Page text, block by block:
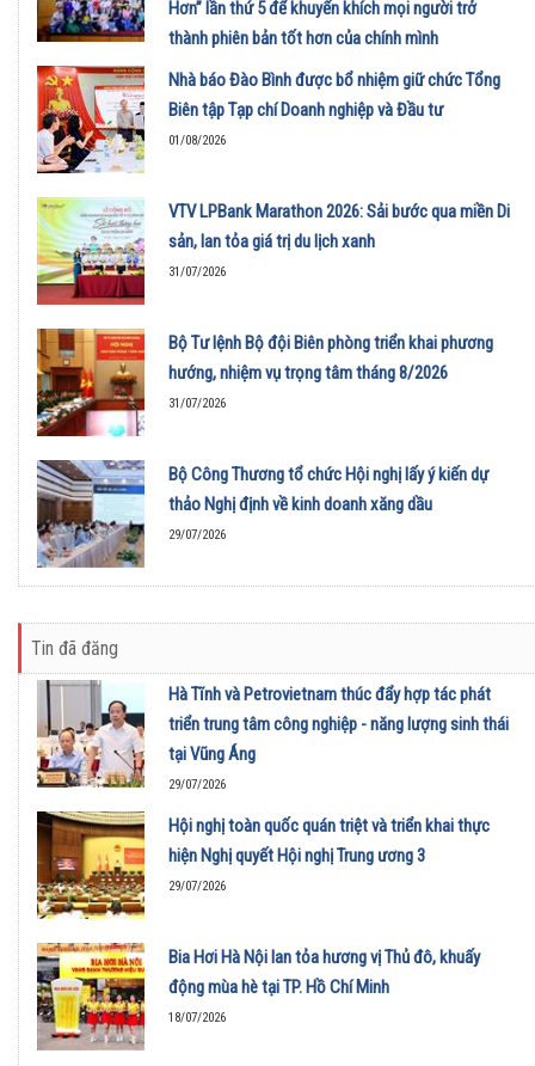
Hơn” lần thứ 5 để khuyến khích mọi người trở
thành phiên bản tốt hơn của chính mình
01/08/2026
Nhà báo Đào Bình được bổ nhiệm giữ chức Tổng
Biên tập Tạp chí Doanh nghiệp và Đầu tư
01/08/2026
VTV LPBank Marathon 2026: Sải bước qua miền Di
sản, lan tỏa giá trị du lịch xanh
31/07/2026
Bộ Tư lệnh Bộ đội Biên phòng triển khai phương
hướng, nhiệm vụ trọng tâm tháng 8/2026
31/07/2026
Bộ Công Thương tổ chức Hội nghị lấy ý kiến dự
thảo Nghị định về kinh doanh xăng dầu
29/07/2026
Tin đã đăng
Hà Tĩnh và Petrovietnam thúc đẩy hợp tác phát
triển trung tâm công nghiệp - năng lượng sinh thái
tại Vũng Áng
29/07/2026
Hội nghị toàn quốc quán triệt và triển khai thực
hiện Nghị quyết Hội nghị Trung ương 3
29/07/2026
Bia Hơi Hà Nội lan tỏa hương vị Thủ đô, khuấy
động mùa hè tại TP. Hồ Chí Minh
18/07/2026